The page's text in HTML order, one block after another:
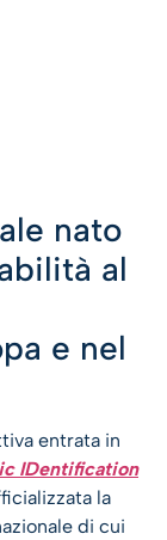
nato
al
e nel
entrata in
IDentification
la
di cui